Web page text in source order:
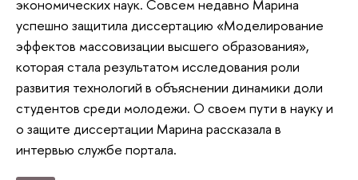
экономических наук. Совсем недавно Марина
успешно защитила диссертацию «Моделирование
эффектов массовизации высшего образования»,
которая стала результатом исследования роли
развития технологий в объяснении динамики доли
студентов среди молодежи. О своем пути в науку и
о защите диссертации Марина рассказала в
интервью службе портала.